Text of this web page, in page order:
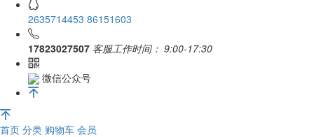
2635714453 86151603
17823027507 客服工作时间： 9:00-17:30
微信公众号
首页 分类 购物车 会员